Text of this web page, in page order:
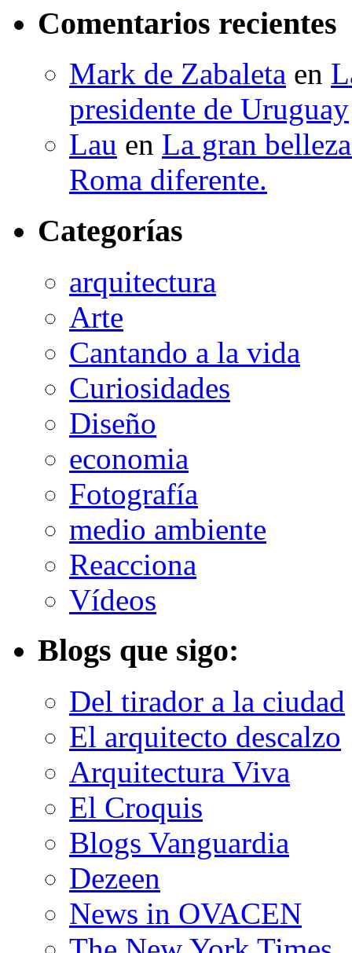
Comentarios recientes
Mark de Zabaleta en
presidente de Uruguay
Lau en La gran
Roma diferente.
Categorías
arquitectura
Arte
Cantando a la vida
Curiosidades
Diseño
economia
Fotografía
medio ambiente
Reacciona
Vídeos
Blogs que sigo:
Del tirador a la ciudad
El arquitecto descalzo
Arquitectura Viva
El Croquis
Blogs Vanguardia
Dezeen
News in OVACEN